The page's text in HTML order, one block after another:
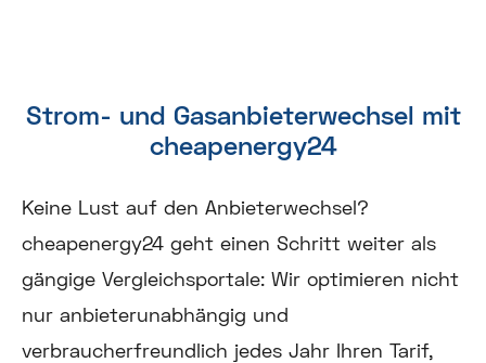
Strom- und Gasanbieterwechsel mit
cheapenergy24
Keine Lust auf den Anbieterwechsel?
cheapenergy24 geht einen Schritt weiter als
gängige Vergleichsportale: Wir optimieren nicht
nur anbieterunabhängig und
verbraucherfreundlich jedes Jahr Ihren Tarif,